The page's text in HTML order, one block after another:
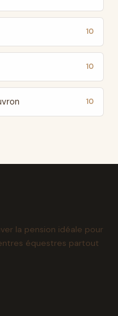
10
10
10
la pension idéale pour
équestres partout